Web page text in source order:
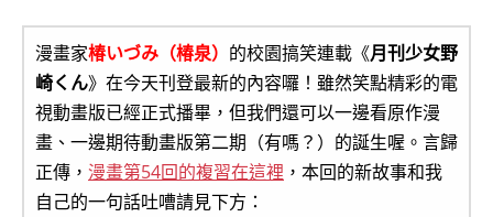
漫畫家椿いづみ（椿泉） 的校園搞笑連載《月刊少女野
崎くん》在今天刊登最新的內容囉！雖然笑點精彩的電
視動畫版已經正式播畢，但我們還可以一邊看原作漫
畫、一邊期待動畫版第二期（有嗎？）的誕生喔。言歸
正傳， 漫畫第54回的複習在這裡 ，本回的新故事和我
自己的一句話吐嘈請見下方：